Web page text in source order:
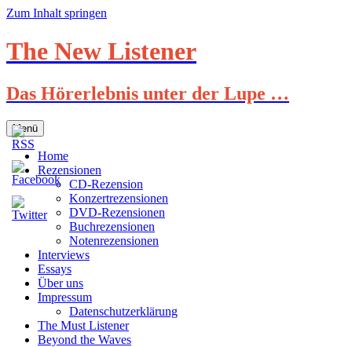
Zum Inhalt springen
The New Listener
Das Hörerlebnis unter der Lupe …
Menü
Home
Rezensionen
CD-Rezension
Konzertrezensionen
DVD-Rezensionen
Buchrezensionen
Notenrezensionen
Interviews
Essays
Über uns
Impressum
Datenschutzerklärung
The Must Listener
Beyond the Waves